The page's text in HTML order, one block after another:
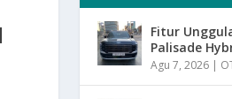
Fitur
Palisade
Agu 7, 2026 |